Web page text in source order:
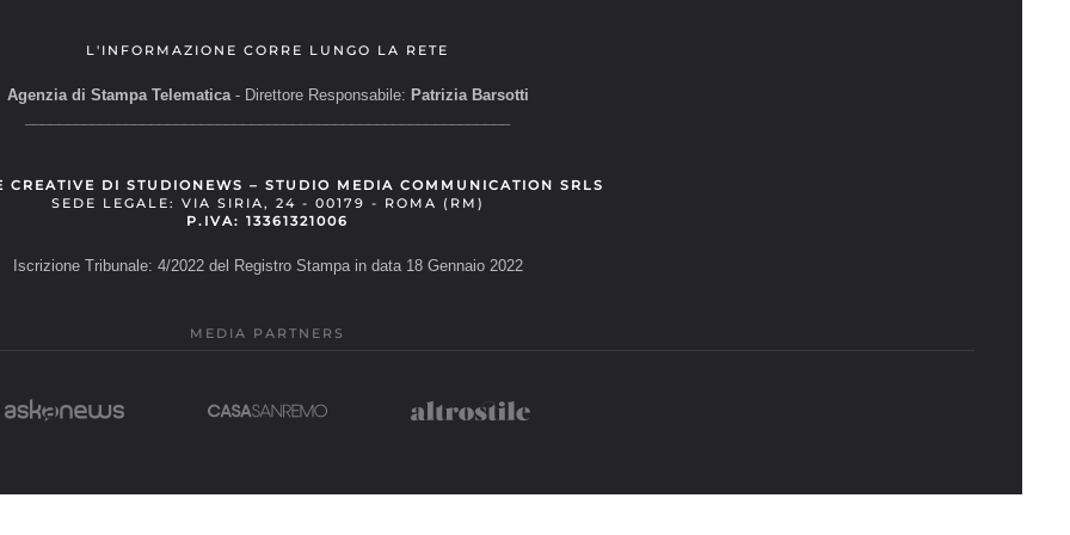
L'INFORMAZIONE CORRE LUNGO LA RETE
Agenzia di Stampa Telematica- Direttore Responsabile: Patrizia Barsotti
CREATIVE DI STUDIONEWS – STUDIO MEDIA COMMUNICATION SRLS
SEDE LEGALE: VIA SIRIA, 24 - 00179 - ROMA (RM)
P.IVA: 13361321006
Iscrizione Tribunale: 4/2022 del Registro Stampa in data 18 Gennaio 2022
MEDIA PARTNERS